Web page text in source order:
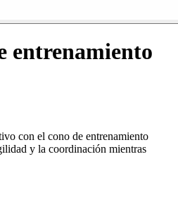
entrenamiento
con el cono de entrenamiento
y la coordinación mientras